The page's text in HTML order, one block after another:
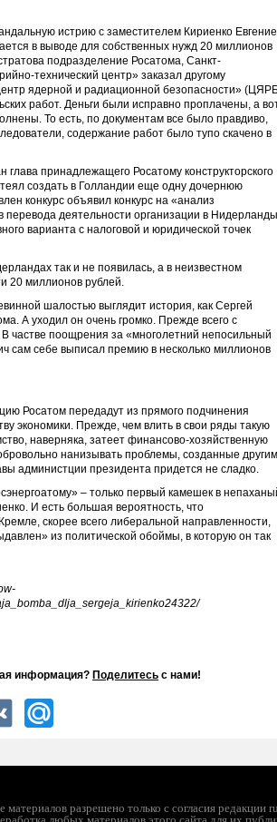
истрию с заместителем Кириенко
в выводе для собственных нужд 20 миллионов
подразделение Росатома, Санкт-
технический центр» заказал другому
ядерной и радиационной безопасности»
работ. Деньги были исправно проплачены, а
То есть, по документам все было правдиво,
содержание работ было тупо скачено в
принадлежащего Росатому конструкторского
создать в Голландии еще одну дочернюю
конкурс объявил конкурс на «анализ
перевода деятельности организации в
варианта с налоговой и юридической точек
так и не появилась, а в неизвестном
20 миллионов рублей.
шалостью выглядит история, как Сергей
А уходил он очень громко. Прежде всего с
частве поощрения за «многолетний непосильный
сам себе выписал премию в несколько миллионов
Росатом передадут из прямого подчинения
экономики. Прежде, чем влить в свои ряды такую
наверняка, затеет финансово-хозяйственную
нанизывать проблемы, созданные
администции президента придется не сладко.
– только первый камешек в
И есть большая вероятность, что
скорее всего либеральной направленности,
из политической обоймы, в которую он так
информация? Поделитесь с нами!
разрешено только с согласия редакции